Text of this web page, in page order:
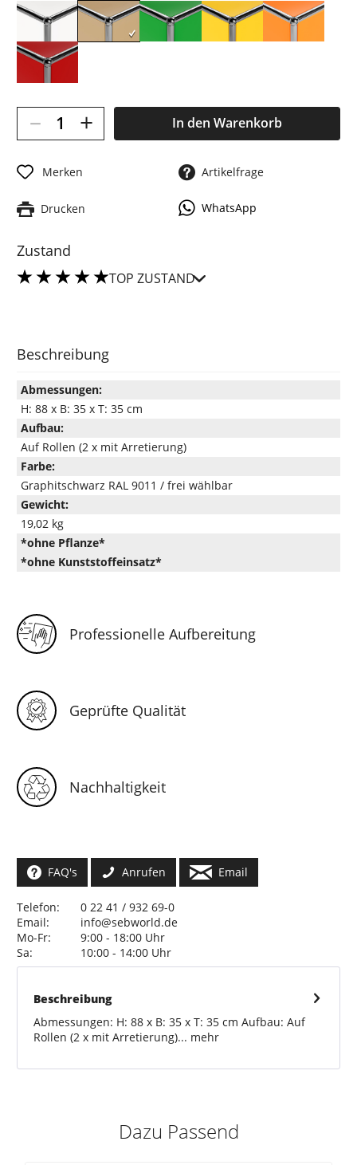
– + In den Warenkorb
Merken Artikelfrage
Drucken WhatsApp
Zustand
TOP ZUSTAND
Beschreibung
Abmessungen:
H: 88 x B: 35 x T: 35 cm
Aufbau:
Auf Rollen (2 x mit Arretierung)
Farbe:
Graphitschwarz RAL 9011 / frei wählbar
Gewicht:
19,02 kg
*ohne Pflanze*
*ohne Kunststoffeinsatz*
Professionelle Aufbereitung
Geprüfte Qualität
Nachhaltigkeit
FAQ's Anrufen Email
Telefon:
0 22 41 / 932 69-0
Email:
info@sebworld.de
Mo-Fr:
9:00 - 18:00 Uhr
Sa:
10:00 - 14:00 Uhr
Beschreibung
Abmessungen: H: 88 x B: 35 x T: 35 cm Aufbau: Auf
Rollen (2 x mit Arretierung)... mehr
Dazu Passend